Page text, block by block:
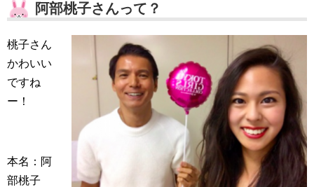
阿部桃子さんって？
桃子さん
かわいい
ですね
ー！
本名：阿
部桃子